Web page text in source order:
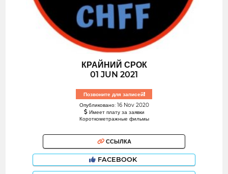
КРАЙНИЙ СРОК
01 JUN 2021
Позвоните для записей!
Опубликовано: 16 Nov 2020
Имеет плату за заявки
Короткометражные фильмы
ССЫЛКА
FACEBOOK